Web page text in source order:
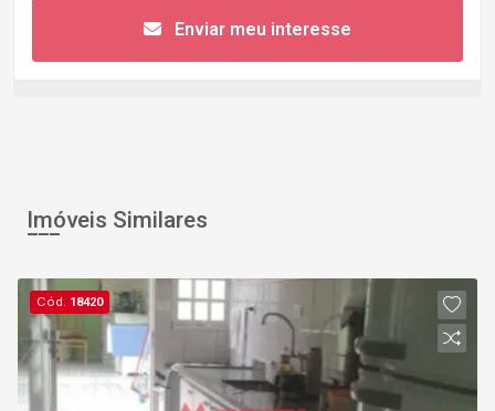
Enviar meu interesse
Imóveis Similares
Cód. 18420